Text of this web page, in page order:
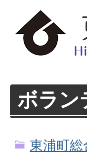
ボラン
東浦町